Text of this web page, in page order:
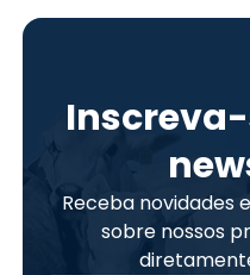
Receba novidades
sobre nossos